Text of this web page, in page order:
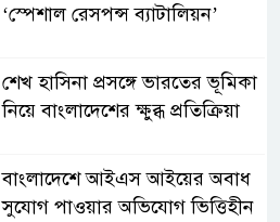
‘স্পেশাল রেসপন্স ব্যাটালিয়ন’
শেখ হাসিনা প্রসঙ্গে ভারতের ভূমিকা
নিয়ে বাংলাদেশের ক্ষুব্ধ প্রতিক্রিয়া
বাংলাদেশে আইএস আইয়ের অবাধ
সুযোগ পাওয়ার অভিযোগ ভিত্তিহীন